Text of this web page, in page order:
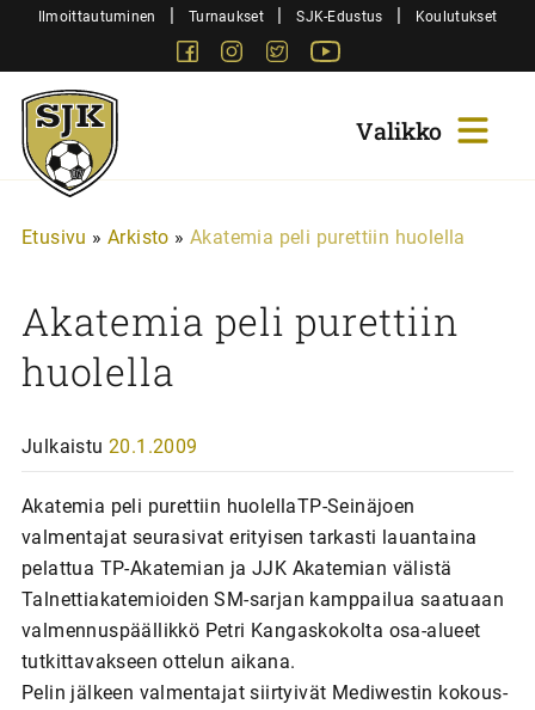
SiirryIlmoittautuminen | Turnaukset | SJK-Edustus | Koulutukset
FacebookInstagram
Twitter
Sjk-
Juniorit
Etusivu » Arkisto » Akatemia peli purettiin huolella
Akatemia peli purettiin
huolella
Julkaistu 20.1.2009
Akatemia peli purettiin huolellaTP-Seinäjoen
valmentajat seurasivat erityisen tarkasti lauantaina
pelattua TP-Akatemian ja JJK Akatemian välistä
Talnettiakatemioiden SM-sarjan kamppailua saatuaan
valmennuspäällikkö Petri Kangaskokolta osa-alueet
tutkittavakseen ottelun aikana.
Pelin jälkeen valmentajat siirtyivät Mediwestin kokous-